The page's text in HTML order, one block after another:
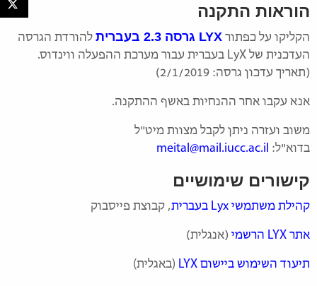
הוראות התקנה
הקליקו על כפתור LYX גרסה 2.3 בעברית
להורדת הגרסה
העדכנית של LyX בעברית עבור מערכת ההפעלה ווינדוס.
(תאריך עדכון גרסה: 2/1/2019)
אנא עקבו אחר ההנחיות באשף ההתקנה.
משוב ועזרה ניתן לקבל מצוות מיט"ל
בדוא"ל: meital@mail.iucc.ac.il
קישורים שימושיים
קהילת משתמשי Lyx בעברית , קבוצת פייסבוק
אתר LYX הרשמי (אנגלית)
תיעוד השימוש ביישום LYX (באגלית)